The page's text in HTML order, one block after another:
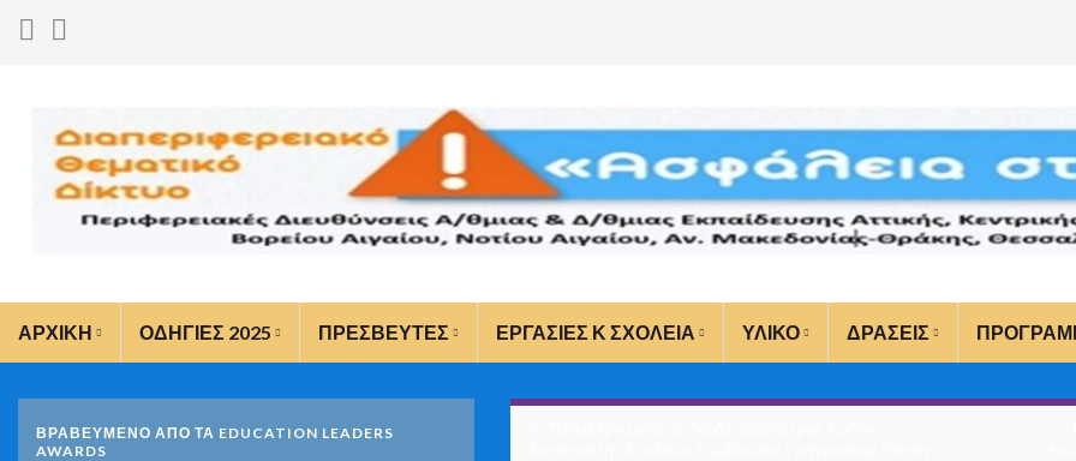
ΑΡΧΙΚΗ ΟΔΗΓΙΕΣ 2025 ΠΡΕΣΒΕΥΤΕΣ ΕΡΓΑΣΙΕΣ Κ ΣΧΟΛΕΙΑ ΥΛΙΚΟ ΔΡΑΣΕΙΣ
ΒΡΑΒΕΥΜΕΝΟ ΑΠΟ ΤΑ EDUCATION LEADERS
AWARDS